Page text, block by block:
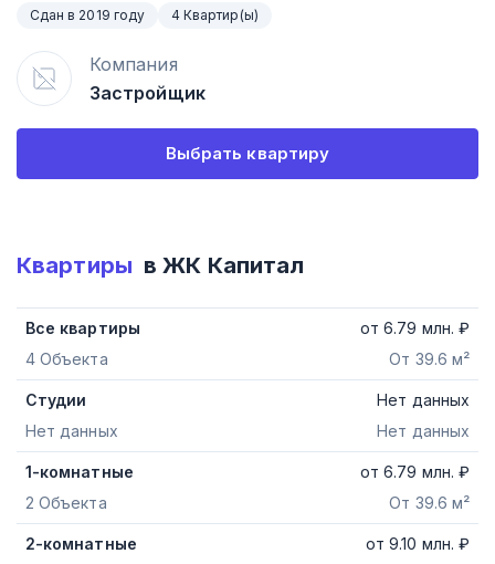
Сдан в 2019 году 4 Квартир(ы)
Компания
Застройщик
Выбрать квартиру
Квартиры в ЖК Капитал
Все квартиры
4 Объекта
От 39.6 м²
от6.79 млн. ₽
Студии
Нет данных
Нет данных
Нет данных
1-комнатные
2 Объекта
От 39.6 м²
от6.79 млн. ₽
2-комнатные
от9.10 млн. ₽